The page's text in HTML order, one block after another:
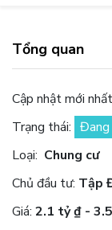
Tổng quan
Cập nhật mới
Trạng thái: Đang
Loại: Chung cư
Chủ đầu tư: Tập
Giá: 2.1 tỷ ₫ -